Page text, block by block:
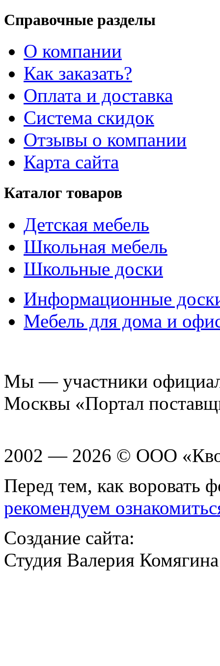
Справочные разделы
О компании
Как заказать?
Оплата и доставка
Система скидок
Отзывы о компании
Карта сайта
Каталог товаров
Детская мебель
Школьная мебель
Школьные доски
Информационные
Мебель для дома и
Мы — участники
Москвы «Портал
2002 — 2026 © ООО
Перед тем, как воровать
рекомендуем
Создание сайта:
Студия Валерия Комягина